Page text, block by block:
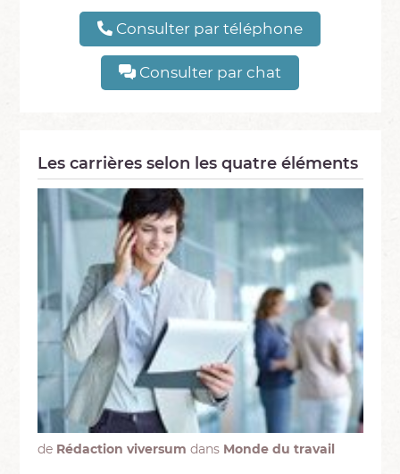
Consulter par téléphone
Consulter par chat
Les carrières selon les quatre éléments
de Rédaction viversum dans Monde du travail